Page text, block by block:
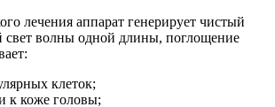
лечения аппарат генерирует чистый
свет волны одной длины, поглощение
клеток;
к коже головы;